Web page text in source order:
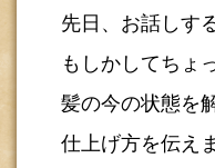
先日、お話しす
もしかしてちょ
髪の今の状態を
仕上げ方を伝え